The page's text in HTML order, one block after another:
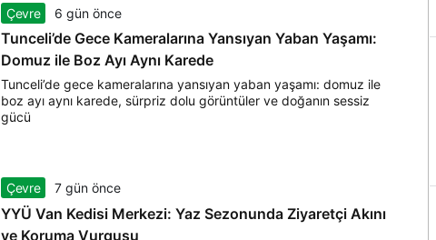
Çevre 6 gün önce
Tunceli’de Gece Kameralarına Yansıyan Yaban Yaşamı:
Domuz ile Boz Ayı Aynı Karede
Tunceli’de gece kameralarına yansıyan yaban yaşamı: domuz ile
boz ayı aynı karede, sürpriz dolu görüntüler ve doğanın sessiz
gücü
Çevre 7 gün önce
YYÜ Van Kedisi Merkezi: Yaz Sezonunda Ziyaretçi Akını
ve Koruma Vurgusu